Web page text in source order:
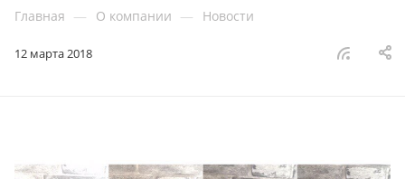
Главная — О компании — Новости
12 марта 2018